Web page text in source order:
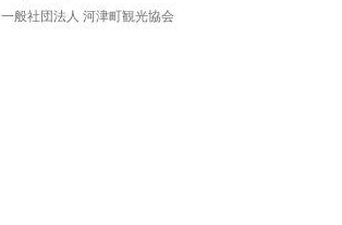
一般社団法人 河津町観光協会